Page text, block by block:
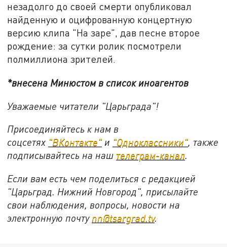
незадолго до своей смерти опубликовал
найденную и оцифрованную концертную
версию клипа "На заре", дав песне второе
рождение: за сутки ролик посмотрели
полмиллиона зрителей.
*внесена Минюстом в список иноагентов
Уважаемые читатели "Царьграда"!
Присоединяйтесь к нам в
соцсетях "ВКонтакте" и "Одноклассники", также
подписывайтесь на наш телеграм-канал.
Если вам есть чем поделиться с редакцией
"Царьград. Нижний Новгород", присылайте
свои наблюдения, вопросы, новости на
электронную почту nn@tsargrad.tv.